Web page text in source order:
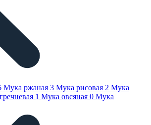
Мука ржаная 3 Мука рисовая 2 Мука
1 Мука овсяная 0 Мука